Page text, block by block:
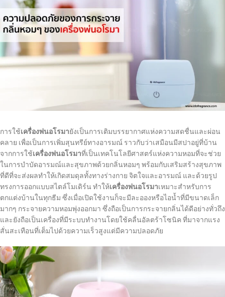
การใช้เครื่องพ่นอโรมายังเป็นการเติมบรรยากาศแห่งความสดชื่นและผ่อน
คลาย เพื่อเป็นการเพิ่มสุนทรีย์ทางอารมณ์ ราวกับว่าเสมือนมีสปาอยู่ที่บ้าน
จากการใช้เครื่องพ่นอโรมาที่เป็นเทคโนโลยีศาสตร์แห่งความหอมที่จะช่วย
ในการบำบัดอารมณ์และสุขภาพด้วยกลิ่นหอมๆ พร้อมกับเสริมสร้างสุขภาพ
ที่ดีที่จะส่งผลทำให้เกิดสมดุลทั้งทางร่างกาย จิตใจและอารมณ์ และด้วยรูป
ทรงการออกแบบสไตล์โมเดิร์น ทำให้เครื่องพ่นอโรมาเหมาะสำหรับการ
ตกแต่งบ้านในทุกธีม ซึ่งเมื่อเปิดใช้งานก็จะมีละอองหรือไอน้ำที่มีขนาดเล็ก
มากๆ กระจายความหอมพุ่งออกมา ซึ่งถือเป็นการกระจายกลิ่นได้ดีอย่างทั่วถึง
และยังถือเป็นเครื่องที่มีระบบทำงานโดยใช้คลื่นอัลตร้าโซนิค ที่มาจากแรง
สั่นสะเทือนที่เต็มไปด้วยความเร็วสูงแต่มีความปลอดภัย